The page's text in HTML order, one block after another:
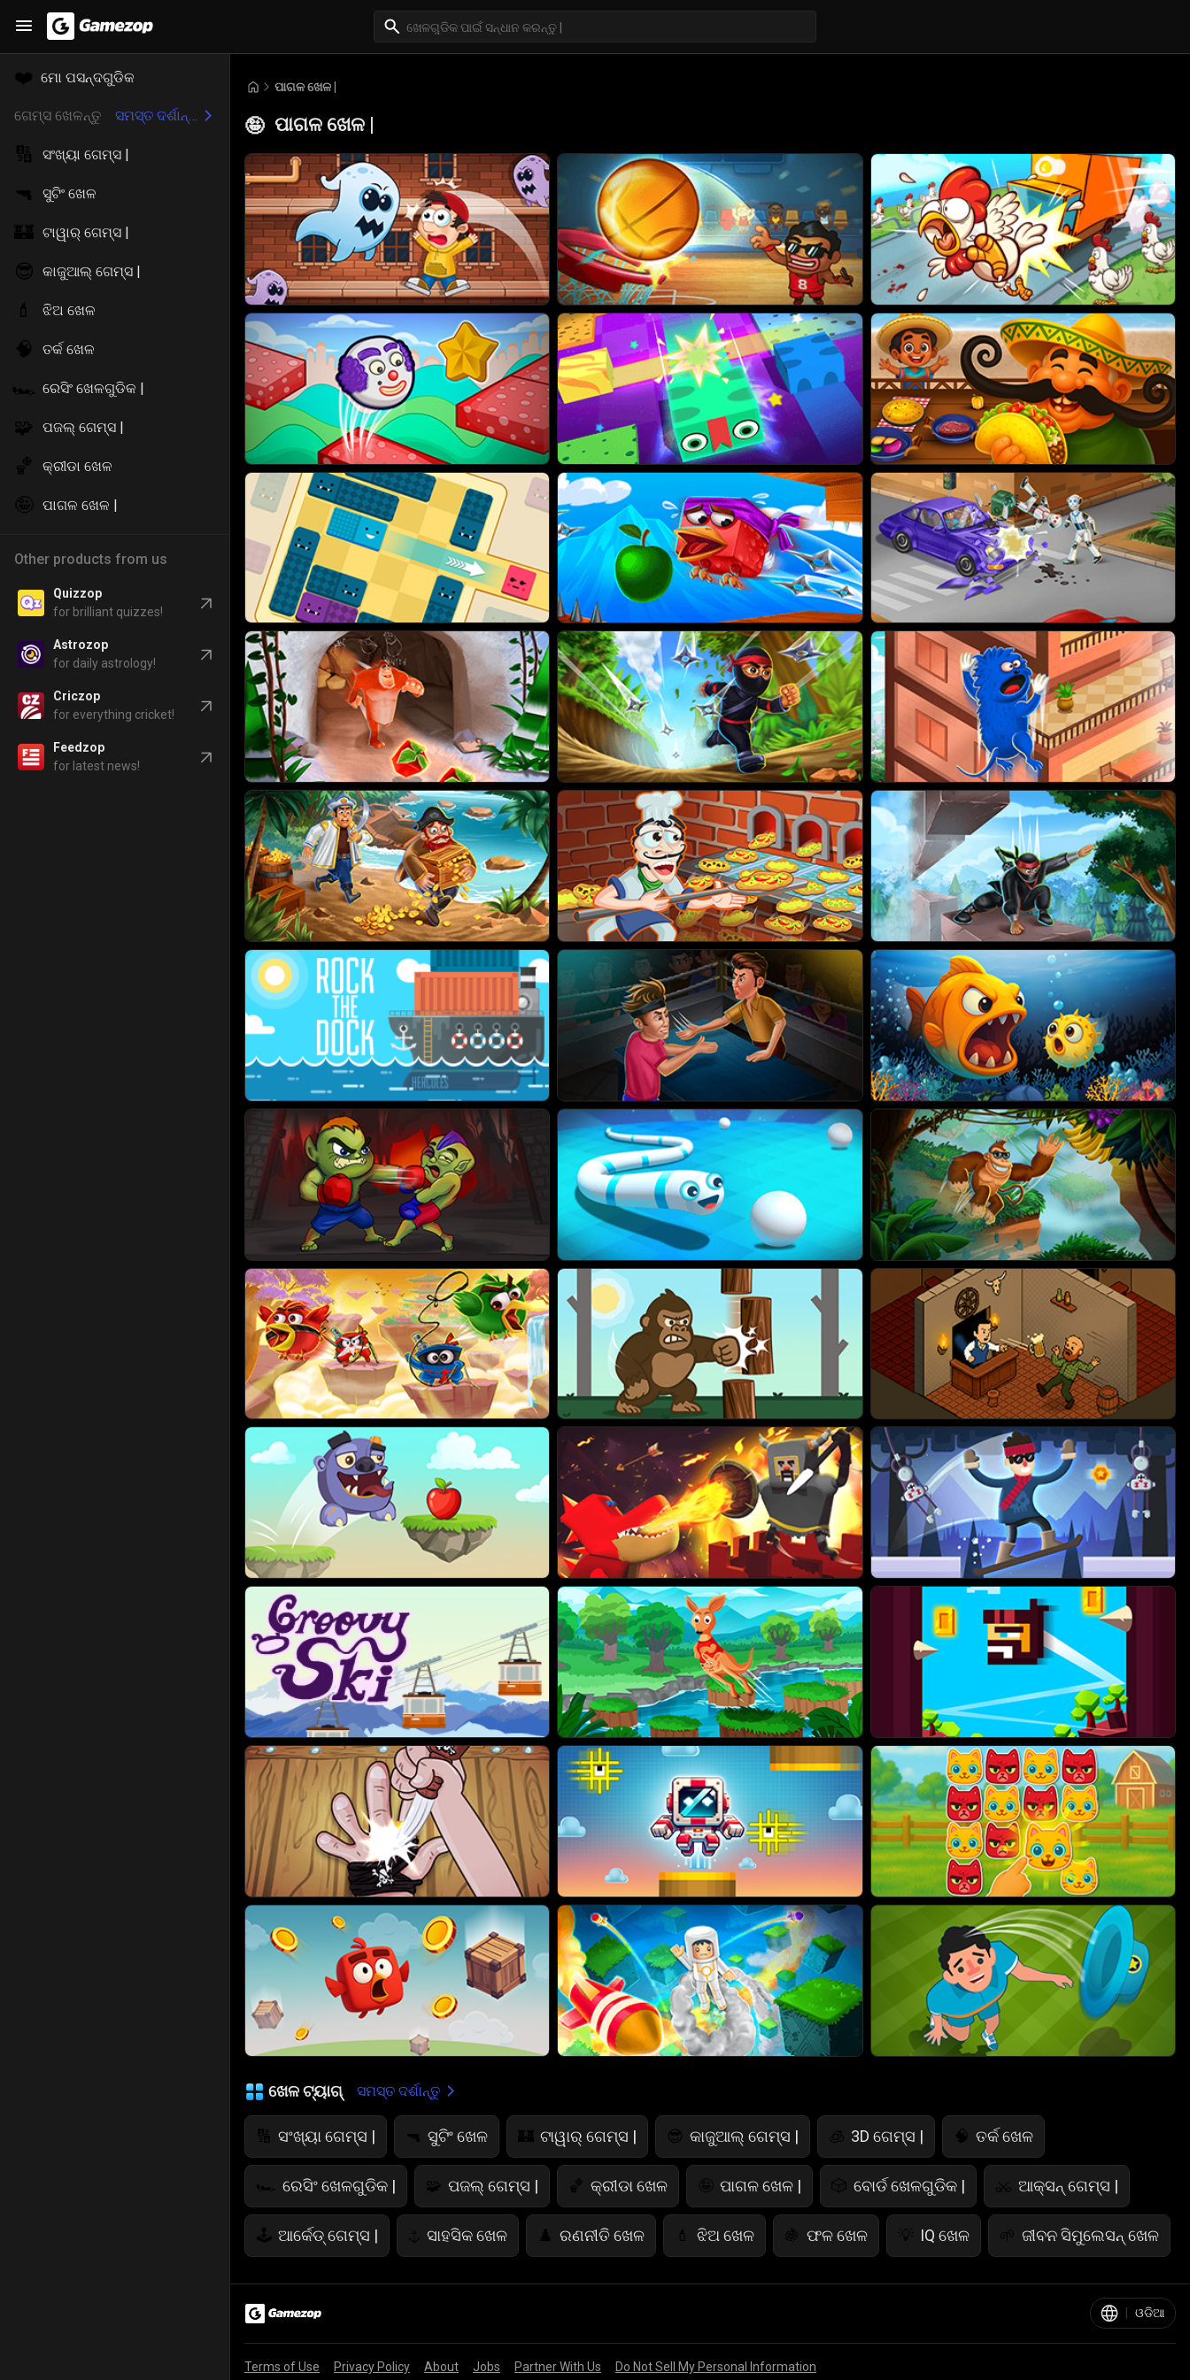
❤️ ମୋ ପସନ୍ଦଗୁଡିକ
ଗେମ୍ସ ଖେଳନ୍ତୁ ସମସ୍ତ ଦର୍ଶାନ୍ତୁ
🔢 ସଂଖ୍ୟା ଗେମ୍ସ |
🔫 ସୁଟିଂ ଖେଳ
🏰 ଟାୱାର୍ ଗେମ୍ସ |
😎 କାଜୁଆଲ୍ ଗେମ୍ସ |
💄 ଝିଅ ଖେଳ
🧠 ତର୍କ ଖେଳ
🏎️ ରେସିଂ ଖେଳଗୁଡିକ |
🧩 ପଜଲ୍ ଗେମ୍ସ |
🏀 କ୍ରୀଡା ଖେଳ
🤪 ପାଗଳ ଖେଳ |
Other products from us
Quizzop
for brilliant quizzes!
Astrozop
for daily astrology!
Criczop
for everything cricket!
Feedzop
for latest news!
ପାଗଳ ଖେଳ |
🤪 ପାଗଳ ଖେଳ |
ଖେଳ ଟ୍ୟାଗ୍ ସମସ୍ତ ଦର୍ଶାନ୍ତୁ
🔢 ସଂଖ୍ୟା ଗେମ୍ସ | 🔫 ସୁଟିଂ ଖେଳ 🏰 ଟାୱାର୍ ଗେମ୍ସ | 😎 କାଜୁଆଲ୍ ଗେମ୍ସ | 🧊 3D ଗେମ୍ସ | 🧠 ତର୍କ ଖେଳ
🏎️ ରେସିଂ ଖେଳଗୁଡିକ | 🧩 ପଜଲ୍ ଗେମ୍ସ | 🏀 କ୍ରୀଡା ଖେଳ 🤪 ପାଗଳ ଖେଳ | 🎲 ବୋର୍ଡ ଖେଳଗୁଡିକ | ⚔️ ଆକ୍ସନ୍ ଗେମ୍ସ |
🕹️ ଆର୍କେଡ୍ ଗେମ୍ସ | ⚓ ସାହସିକ ଖେଳ ♟️ ରଣନୀତି ଖେଳ 💄 ଝିଅ ଖେଳ 🍇 ଫଳ ଖେଳ 💡 IQ ଖେଳ 🌱 ଜୀବନ ସିମୁଲେସନ୍ ଖେଳ
🤸 ଜମ୍ପ୍ ଖେଳଗୁଡିକ 🎨 ରଙ୍ଗ ଖେଳ 👻 ଭୟାନକ ଖେଳ ♠️ କାର୍ଡ ଖେଳ 👮 ପୋଲିସ୍ ଖେଳ 🧮 ଗଣିତ ଖେଳ 🍕 ଖାଦ୍ୟ ଖେଳ
ଓଡିଆ
Terms of Use Privacy Policy About Jobs Partner With Us Do Not Sell My Personal Information